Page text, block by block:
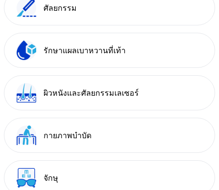
ศัลยกรรม
รักษาแผลเบาหวานที่เท้า
ผิวหนังและศัลยกรรมเลเซอร์
กายภาพบำบัด
จักษุ